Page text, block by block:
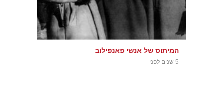
המיתוס של אנשי פאנפילוב
5 שנים לפני